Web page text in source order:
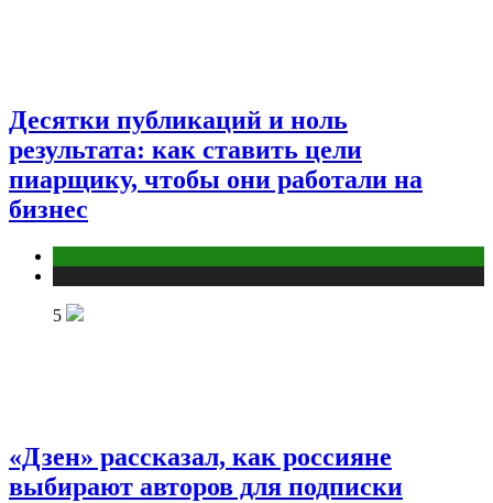
Десятки публикаций и ноль
результата: как ставить цели
пиарщику, чтобы они работали на
бизнес
5
«Дзен» рассказал, как россияне
выбирают авторов для подписки